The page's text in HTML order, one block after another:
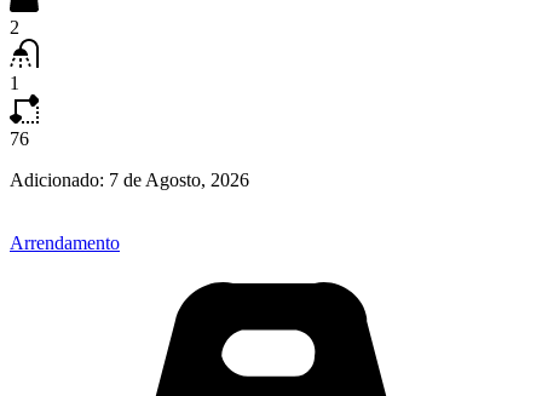
2
1
76
Adicionado: 7 de Agosto, 2026
Arrendamento